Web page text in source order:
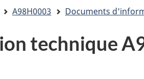
A98H0003 Documents
technique